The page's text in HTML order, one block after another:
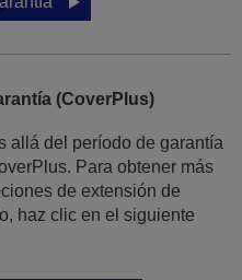
(CoverPlus)
allá del período de garantía
Para obtener más
de extensión de
haz clic en el siguiente